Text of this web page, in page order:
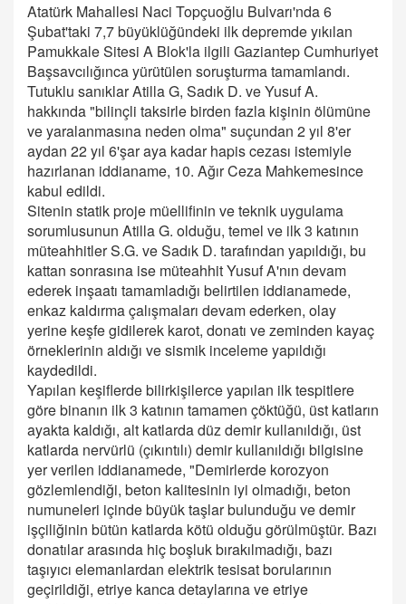
Atatürk Mahallesi Naci Topçuoğlu Bulvarı'nda 6
Şubat'taki 7,7 büyüklüğündeki ilk depremde yıkılan
Pamukkale Sitesi A Blok'la ilgili Gaziantep Cumhuriyet
Başsavcılığınca yürütülen soruşturma tamamlandı.
Tutuklu sanıklar Atilla G, Sadık D. ve Yusuf A.
hakkında "bilinçli taksirle birden fazla kişinin ölümüne
ve yaralanmasına neden olma" suçundan 2 yıl 8'er
aydan 22 yıl 6'şar aya kadar hapis cezası istemiyle
hazırlanan iddianame, 10. Ağır Ceza Mahkemesince
kabul edildi.
Sitenin statik proje müellifinin ve teknik uygulama
sorumlusunun Atilla G. olduğu, temel ve ilk 3 katının
müteahhitler S.G. ve Sadık D. tarafından yapıldığı, bu
kattan sonrasına ise müteahhit Yusuf A'nın devam
ederek inşaatı tamamladığı belirtilen iddianamede,
enkaz kaldırma çalışmaları devam ederken, olay
yerine keşfe gidilerek karot, donatı ve zeminden kayaç
örneklerinin aldığı ve sismik inceleme yapıldığı
kaydedildi.
Yapılan keşiflerde bilirkişilerce yapılan ilk tespitlere
göre binanın ilk 3 katının tamamen çöktüğü, üst katların
ayakta kaldığı, alt katlarda düz demir kullanıldığı, üst
katlarda nervürlü (çıkıntılı) demir kullanıldığı bilgisine
yer verilen iddianamede, "Demirlerde korozyon
gözlemlendiği, beton kalitesinin iyi olmadığı, beton
numuneleri içinde büyük taşlar bulunduğu ve demir
işçiliğinin bütün katlarda kötü olduğu görülmüştür. Bazı
donatılar arasında hiç boşluk bırakılmadığı, bazı
taşıyıcı elemanlardan elektrik tesisat borularının
geçirildiği, etriye kanca detaylarına ve etriye